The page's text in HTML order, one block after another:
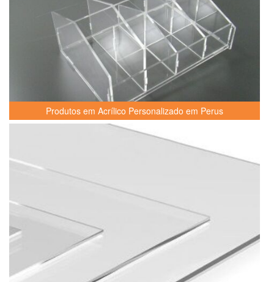
Produtos em Acrílico Personalizado em Perus